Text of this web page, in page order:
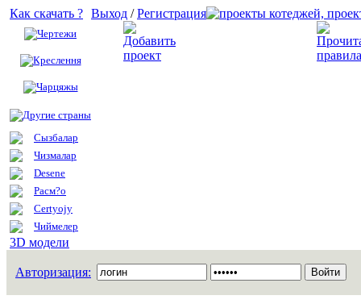
Как скачать ?
Чертежи
Креслення
Чарцяжы
Другие страны
Сызбалар
Чизмалар
Desene
Расм?о
Certyojy
Чиймелер
3D модели
Выход /Регистрация
Авторизация: